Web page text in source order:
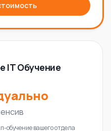
IT Обучение
обучение вашего отдела